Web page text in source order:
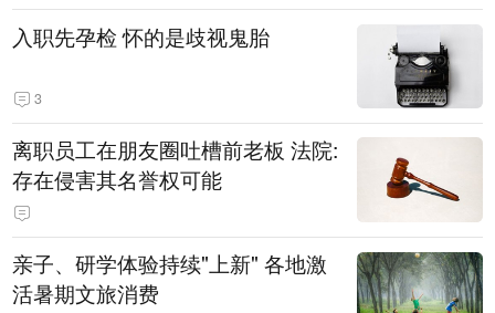
入职先孕检 怀的是歧视鬼胎
3
离职员工在朋友圈吐槽前老板 法院:
存在侵害其名誉权可能
亲子、研学体验持续"上新" 各地激
活暑期文旅消费